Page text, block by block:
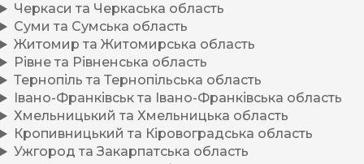
Черкаси та Черкаська область
Суми та Сумська область
Житомир та Житомирська область
Рівне та Рівненська область
Тернопіль та Тернопільська область
Івано-Франківськ та Івано-Франківська область
Хмельницький та Хмельницька область
Кропивницький та Кіровоградська область
Ужгород та Закарпатська область